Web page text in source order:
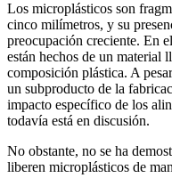
Los microplásticos son
cinco milímetros, y su
preocupación creciente. En
están hechos de un material
composición plástica. A
un subproducto de la
impacto específico de los
todavía está en discusión.
No obstante, no se ha
liberen microplásticos de